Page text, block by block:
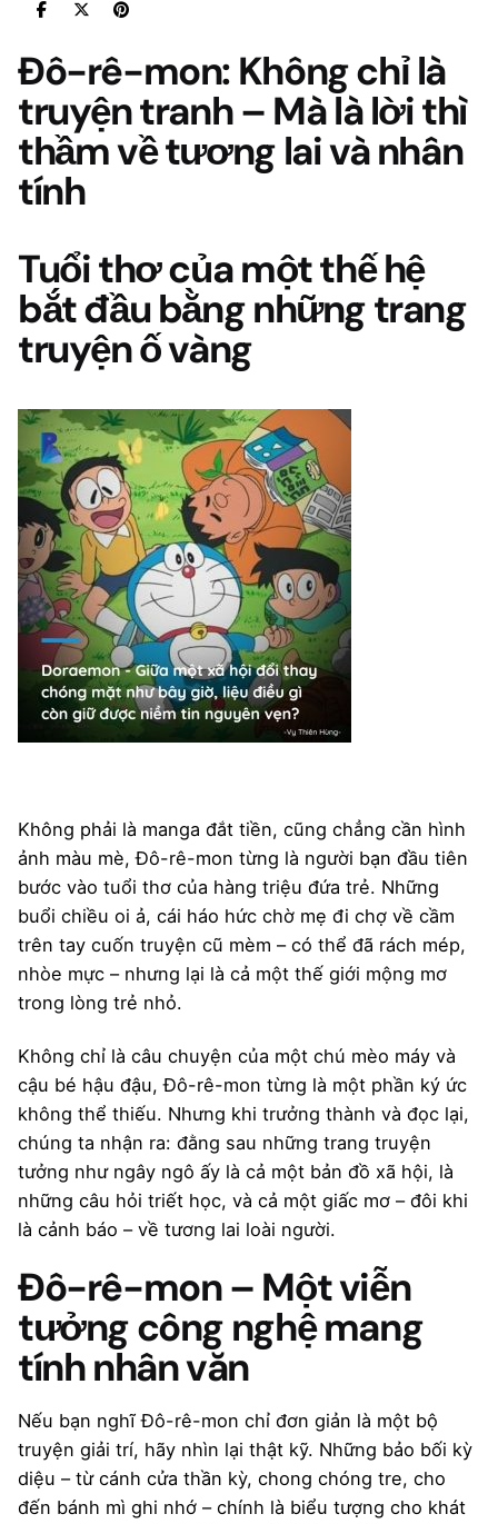
Đô-rê-mon: Không chỉ là
truyện tranh – Mà là lời thì
thầm về tương lai và nhân
tính
Tuổi thơ của một thế hệ
bắt đầu bằng những trang
truyện ố vàng
Không phải là manga đắt tiền, cũng chẳng cần hình
ảnh màu mè, Đô-rê-mon từng là người bạn đầu tiên
bước vào tuổi thơ của hàng triệu đứa trẻ. Những
buổi chiều oi ả, cái háo hức chờ mẹ đi chợ về cầm
trên tay cuốn truyện cũ mèm – có thể đã rách mép,
nhòe mực – nhưng lại là cả một thế giới mộng mơ
trong lòng trẻ nhỏ.
Không chỉ là câu chuyện của một chú mèo máy và
cậu bé hậu đậu, Đô-rê-mon từng là một phần ký ức
không thể thiếu. Nhưng khi trưởng thành và đọc lại,
chúng ta nhận ra: đằng sau những trang truyện
tưởng như ngây ngô ấy là cả một bản đồ xã hội, là
những câu hỏi triết học, và cả một giấc mơ – đôi khi
là cảnh báo – về tương lai loài người.
Đô-rê-mon – Một viễn
tưởng công nghệ mang
tính nhân văn
Nếu bạn nghĩ Đô-rê-mon chỉ đơn giản là một bộ
truyện giải trí, hãy nhìn lại thật kỹ. Những bảo bối kỳ
diệu – từ cánh cửa thần kỳ, chong chóng tre, cho
đến bánh mì ghi nhớ – chính là biểu tượng cho khát